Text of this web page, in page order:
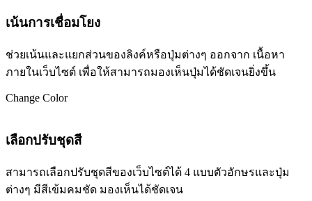
เน้นการเชื่อมโยง
ช่วยเน้นและแยกส่วนของลิงค์หรือปุ่มต่างๆ ออกจาก เนื้อหา
ภายในเว็บไซต์ เพื่อให้สามารถมองเห็นปุ่มได้ชัดเจนยิ่งขึ้น
Change Color
เลือกปรับชุดสี
สามารถเลือกปรับชุดสีของเว็บไซต์ได้ 4 แบบตัวอักษรและปุ่ม
ต่างๆ มีสีเข้มคมชัด มองเห็นได้ชัดเจน